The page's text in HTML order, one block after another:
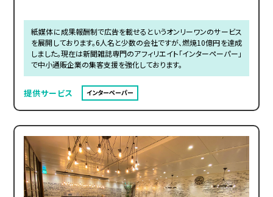
紙媒体に成果報酬制で広告を載せるというオンリーワンのサービス
を展開しております。6人名と少数の会社ですが、燃焼10億円を達成
しました。現在は新聞雑誌専門のアフィリエイト「インターペーパー」
で中小通販企業の集客支援を強化しております。
提供サービス インターペーパー